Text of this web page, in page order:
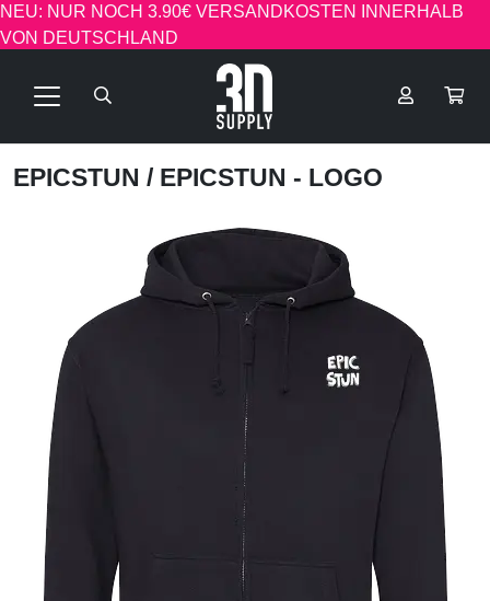
NEU: NUR NOCH 3.90€ VERSANDKOSTEN INNERHALB
VON DEUTSCHLAND
EPICSTUN / EPICSTUN - LOGO